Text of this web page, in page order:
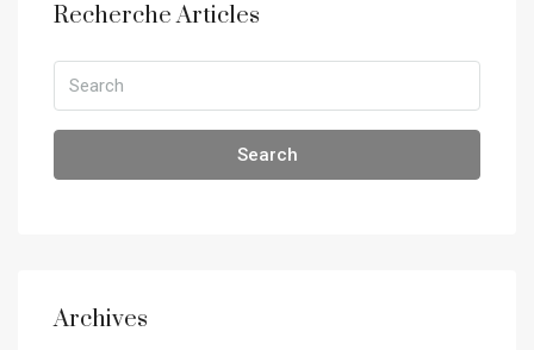
Recherche Articles
Search
Archives